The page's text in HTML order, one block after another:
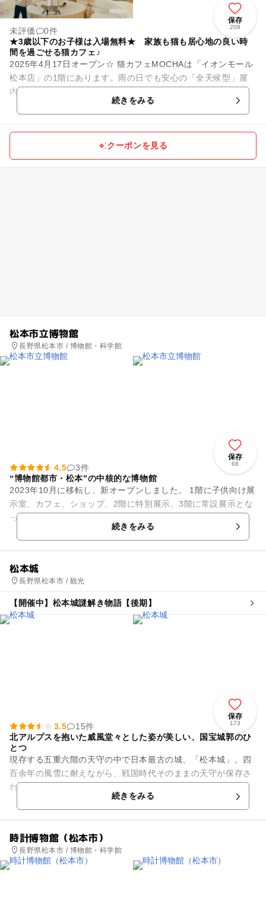
保存
208
未評価
0件
★3歳以下のお子様は入場無料★ 家族も猫も居心地の良い時
間を過ごせる猫カフェ♪
2025年4月17日オープン☆ 猫カフェMOCHAは「イオンモール
松本店」の1階にあります。雨の日でも安心の「全天候型」屋
内施設です。MOCHAが目指しているのは、人も、猫も、その
続きをみる
クーポンを見る
松本市立博物館
長野県松本市 / 博物館・科学館
保存
68
4.5
3件
“博物館都市・松本”の中核的な博物館
2023年10月に移転し、新オープンしました。 1階に子供向け展
示室、カフェ、ショップ、2階に特別展示、3階に常設展示とな
っています。 企画展示の他、松本の「ひと」と「まち」を軸
続きをみる
松本城
長野県松本市 / 観光
【開催中】松本城謎解き物語【後期】
保存
173
3.5
15件
北アルプスを抱いた威風堂々とした姿が美しい、国宝城郭のひ
とつ
現存する五重六階の天守の中で日本最古の城、「松本城」。四
百余年の風雪に耐えながら、戦国時代そのままの天守が保存さ
れ、昭和11年に国宝に指定されました。姫路城、彦根城、犬山
城、松江城とともに五つの...続きをみる
時計博物館（松本市）
長野県松本市 / 博物館・科学館